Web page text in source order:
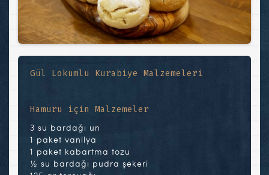
Gül Lokumlu Kurabiye Malzemeleri
Hamuru için Malzemeler
3 su bardağı un
1 paket vanilya
1 paket kabartma tozu
½ su bardağı pudra şekeri